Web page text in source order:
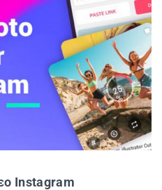
Instagram